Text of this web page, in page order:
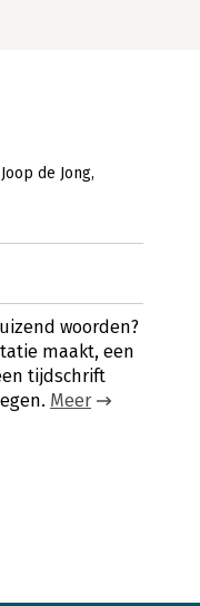
Joop de Jong
woorden?
maakt, een
tijdschrift
Meer